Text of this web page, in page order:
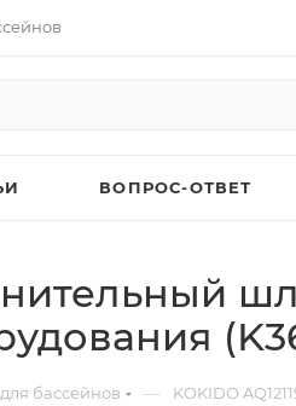
ВОПРОС-ОТВЕТ
бассейнов — KOKIDO